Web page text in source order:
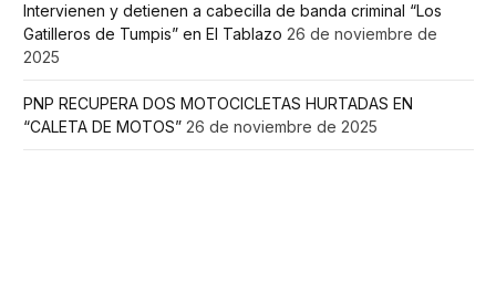
Intervienen y detienen a cabecilla de banda criminal “Los
Gatilleros de Tumpis” en El Tablazo 26 de noviembre de
2025
PNP RECUPERA DOS MOTOCICLETAS HURTADAS EN
“CALETA DE MOTOS” 26 de noviembre de 2025